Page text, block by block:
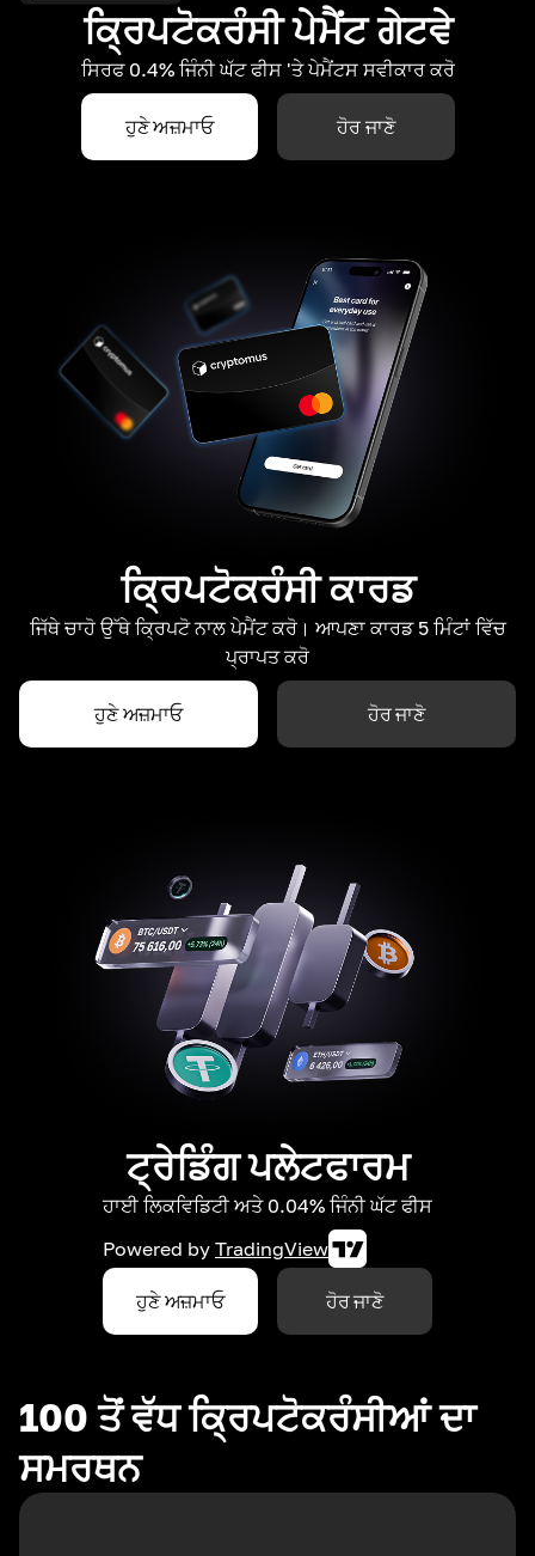
ਕ੍ਰਿਪਟੋਕਰੰਸੀ ਪੇਮੈਂਟ ਗੇਟਵੇ
ਸਿਰਫ 0.4% ਜਿੰਨੀ ਘੱਟ ਫੀਸ 'ਤੇ ਪੇਮੈਂਟਸ ਸਵੀਕਾਰ ਕਰੋ
ਹੁਣੇ ਅਜ਼ਮਾਓ ਹੋਰ ਜਾਣੋ
ਕ੍ਰਿਪਟੋਕਰੰਸੀ ਕਾਰਡ
ਜਿੱਥੇ ਚਾਹੋ ਉੱਥੇ ਕ੍ਰਿਪਟੋ ਨਾਲ ਪੇਮੈਂਟ ਕਰੋ। ਆਪਣਾ ਕਾਰਡ 5 ਮਿੰਟਾਂ ਵਿੱਚ
ਪ੍ਰਾਪਤ ਕਰੋ
ਹੁਣੇ ਅਜ਼ਮਾਓ ਹੋਰ ਜਾਣੋ
ਟ੍ਰੇਡਿੰਗ ਪਲੇਟਫਾਰਮ
ਹਾਈ ਲਿਕਵਿਡਿਟੀ ਅਤੇ 0.04% ਜਿੰਨੀ ਘੱਟ ਫੀਸ
Powered by TradingView
ਹੁਣੇ ਅਜ਼ਮਾਓ ਹੋਰ ਜਾਣੋ
100 ਤੋਂ ਵੱਧ ਕ੍ਰਿਪਟੋਕਰੰਸੀਆਂ ਦਾ
ਸਮਰਥਨ